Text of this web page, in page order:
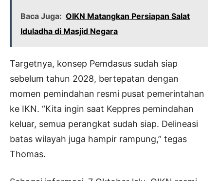
Baca Juga: OIKN Matangkan Persiapan Salat
Iduladha di Masjid Negara
Targetnya, konsep Pemdasus sudah siap
sebelum tahun 2028, bertepatan dengan
momen pemindahan resmi pusat pemerintahan
ke IKN. “Kita ingin saat Keppres pemindahan
keluar, semua perangkat sudah siap. Delineasi
batas wilayah juga hampir rampung,” tegas
Thomas.